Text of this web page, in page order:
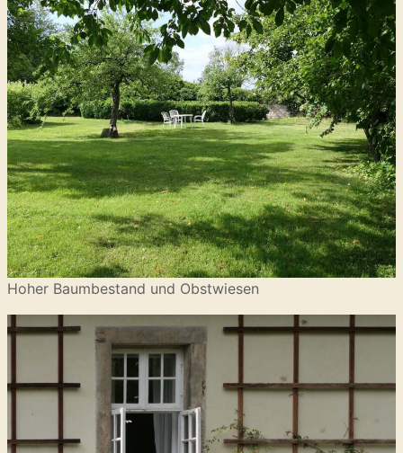
Hoher Baumbestand und Obstwiesen